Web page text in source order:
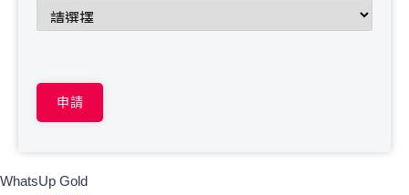
申請
WhatsUp Gold